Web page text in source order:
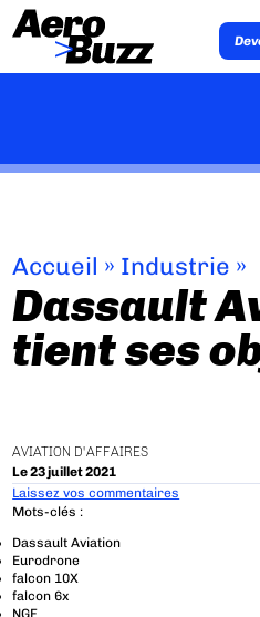
Accueil » Industrie »
Dassault
tient ses
AVIATION D'AFFAIRES
Le 23 juillet 2021
Laissez vos commentaires
Mots-clés :
Dassault Aviation
Eurodrone
falcon 10X
falcon 6x
NGF